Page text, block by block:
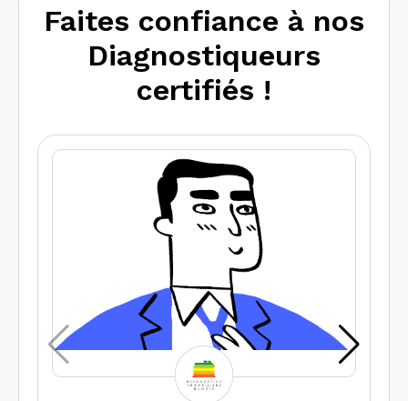
Faites confiance à nos
Diagnostiqueurs
certifiés !